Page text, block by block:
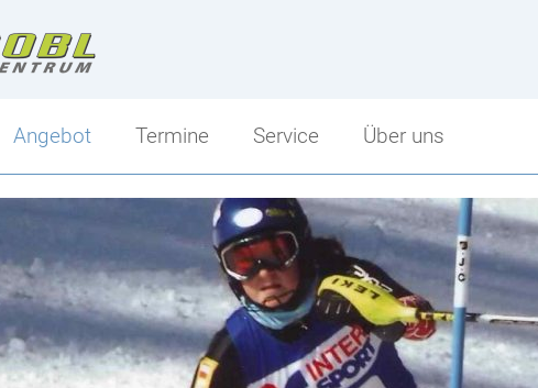
Angebot
Angebot
Sportlicher Schwerpunkt
Mittelschule-Übersicht
Termine Service
Service
Sprechstunden
Schularbeitentermine
Stundenpläne
Bibliothek
Über uns
Über uns
Schulbeginn
Stundenzeiten
Fritz Strobl
Angebot im Überblick